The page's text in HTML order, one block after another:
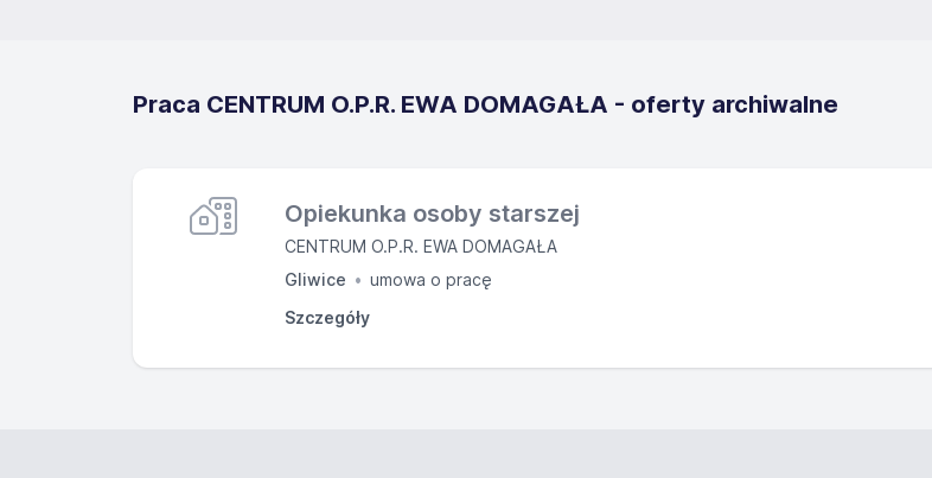
Praca CENTRUM O.P.R. EWA DOMAGAŁA - oferty archiwalne
Opiekunka osoby starszej
CENTRUM O.P.R. EWA DOMAGAŁA
Gliwice
umowa o pracę
Szczegóły
Zakres obowiązków